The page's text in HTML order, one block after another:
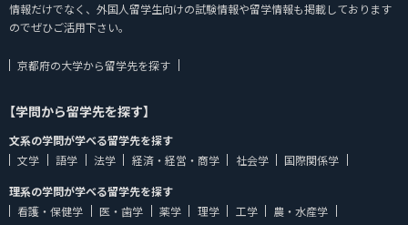
情報だけでなく、外国人留学生向けの試験情報や留学情報も掲載しております
のでぜひご活用下さい。
京都府の大学から留学先を探す
【学問から留学先を探す】
文系の学問が学べる留学先を探す
文学
語学 法学 経済・経営・商学 社会学
国際関係学
理系の学問が学べる留学先を探す
看護・保健学
医・歯学 薬学 理学 工学
農・水産学